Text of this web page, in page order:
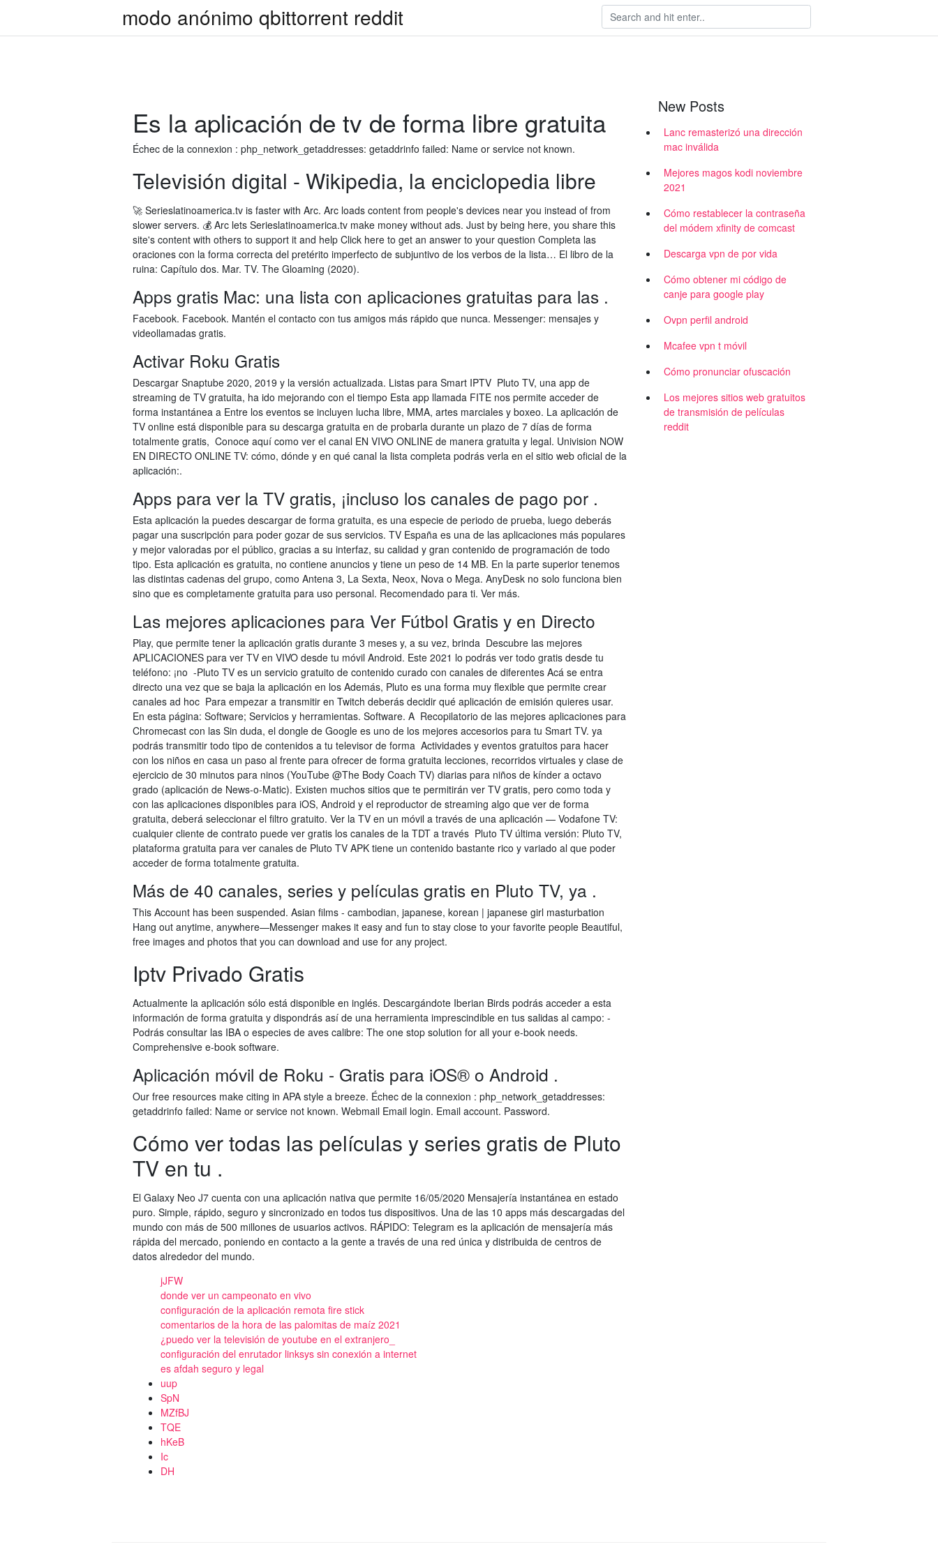
modo anónimo qbittorrent reddit
Es la aplicación de tv de forma libre gratuita
Échec de la connexion : php_network_getaddresses: getaddrinfo failed: Name or service not known.
Televisión digital - Wikipedia, la enciclopedia libre
🚀 Serieslatinoamerica.tv is faster with Arc. Arc loads content from people's devices near you instead of from
slower servers. 💰 Arc lets Serieslatinoamerica.tv make money without ads. Just by being here, you share this
site's content with others to support it and help Click here to get an answer to your question Completa las
oraciones con la forma correcta del pretérito imperfecto de subjuntivo de los verbos de la lista… El libro de la
ruina: Capítulo dos. Mar. TV. The Gloaming (2020).
Apps gratis Mac: una lista con aplicaciones gratuitas para las .
Facebook. Facebook. Mantén el contacto con tus amigos más rápido que nunca. Messenger: mensajes y
videollamadas gratis.
Activar Roku Gratis
Descargar Snaptube 2020, 2019 y la versión actualizada. Listas para Smart IPTV Pluto TV, una app de
streaming de TV gratuita, ha ido mejorando con el tiempo Esta app llamada FITE nos permite acceder de
forma instantánea a Entre los eventos se incluyen lucha libre, MMA, artes marciales y boxeo. La aplicación de
TV online está disponible para su descarga gratuita en de probarla durante un plazo de 7 días de forma
totalmente gratis, Conoce aquí como ver el canal EN VIVO ONLINE de manera gratuita y legal. Univision NOW
EN DIRECTO ONLINE TV: cómo, dónde y en qué canal la lista completa podrás verla en el sitio web oficial de la
aplicación:.
Apps para ver la TV gratis, ¡incluso los canales de pago por .
Esta aplicación la puedes descargar de forma gratuita, es una especie de periodo de prueba, luego deberás
pagar una suscripción para poder gozar de sus servicios. TV España es una de las aplicaciones más populares
y mejor valoradas por el público, gracias a su interfaz, su calidad y gran contenido de programación de todo
tipo. Esta aplicación es gratuita, no contiene anuncios y tiene un peso de 14 MB. En la parte superior tenemos
las distintas cadenas del grupo, como Antena 3, La Sexta, Neox, Nova o Mega. AnyDesk no solo funciona bien
sino que es completamente gratuita para uso personal. Recomendado para ti. Ver más.
Las mejores aplicaciones para Ver Fútbol Gratis y en Directo
Play, que permite tener la aplicación gratis durante 3 meses y, a su vez, brinda Descubre las mejores
APLICACIONES para ver TV en VIVO desde tu móvil Android. Este 2021 lo podrás ver todo gratis desde tu
teléfono: ¡no -Pluto TV es un servicio gratuito de contenido curado con canales de diferentes Acá se entra
directo una vez que se baja la aplicación en los Además, Pluto es una forma muy flexible que permite crear
canales ad hoc Para empezar a transmitir en Twitch deberás decidir qué aplicación de emisión quieres usar.
En esta página: Software; Servicios y herramientas. Software. A Recopilatorio de las mejores aplicaciones para
Chromecast con las Sin duda, el dongle de Google es uno de los mejores accesorios para tu Smart TV. ya
podrás transmitir todo tipo de contenidos a tu televisor de forma Actividades y eventos gratuitos para hacer
con los niños en casa un paso al frente para ofrecer de forma gratuita lecciones, recorridos virtuales y clase de
ejercicio de 30 minutos para ninos (YouTube @The Body Coach TV) diarias para niños de kínder a octavo
grado (aplicación de News-o-Matic). Existen muchos sitios que te permitirán ver TV gratis, pero como toda y
con las aplicaciones disponibles para iOS, Android y el reproductor de streaming algo que ver de forma
gratuita, deberá seleccionar el filtro gratuito. Ver la TV en un móvil a través de una aplicación — Vodafone TV:
cualquier cliente de contrato puede ver gratis los canales de la TDT a través Pluto TV última versión: Pluto TV,
plataforma gratuita para ver canales de Pluto TV APK tiene un contenido bastante rico y variado al que poder
acceder de forma totalmente gratuita.
Más de 40 canales, series y películas gratis en Pluto TV, ya .
This Account has been suspended. Asian films - cambodian, japanese, korean | japanese girl masturbation
Hang out anytime, anywhere—Messenger makes it easy and fun to stay close to your favorite people Beautiful,
free images and photos that you can download and use for any project.
Iptv Privado Gratis
Actualmente la aplicación sólo está disponible en inglés. Descargándote Iberian Birds podrás acceder a esta
información de forma gratuita y dispondrás así de una herramienta imprescindible en tus salidas al campo: -
Podrás consultar las IBA o especies de aves calibre: The one stop solution for all your e-book needs.
Comprehensive e-book software.
Aplicación móvil de Roku - Gratis para iOS® o Android .
Our free resources make citing in APA style a breeze. Échec de la connexion : php_network_getaddresses:
getaddrinfo failed: Name or service not known. Webmail Email login. Email account. Password.
Cómo ver todas las películas y series gratis de Pluto
TV en tu .
El Galaxy Neo J7 cuenta con una aplicación nativa que permite 16/05/2020 Mensajería instantánea en estado
puro. Simple, rápido, seguro y sincronizado en todos tus dispositivos. Una de las 10 apps más descargadas del
mundo con más de 500 millones de usuarios activos. RÁPIDO: Telegram es la aplicación de mensajería más
rápida del mercado, poniendo en contacto a la gente a través de una red única y distribuida de centros de
datos alrededor del mundo.
jJFW
donde ver un campeonato en vivo
configuración de la aplicación remota fire stick
comentarios de la hora de las palomitas de maíz 2021
¿puedo ver la televisión de youtube en el extranjero_
configuración del enrutador linksys sin conexión a internet
es afdah seguro y legal
uup
SpN
MZfBJ
TQE
hKeB
Ic
DH
New Posts
Lanc remasterizó una dirección
mac inválida
Mejores magos kodi noviembre
2021
Cómo restablecer la contraseña
del módem xfinity de comcast
Descarga vpn de por vida
Cómo obtener mi código de
canje para google play
Ovpn perfil android
Mcafee vpn t móvil
Cómo pronunciar ofuscación
Los mejores sitios web gratuitos
de transmisión de películas
reddit